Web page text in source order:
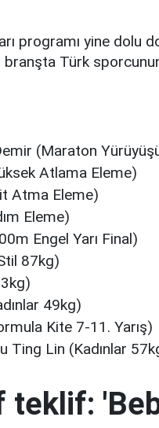
programı yine dolu
Türk
(Maraton Yürüyüşü
Atlama Eleme)
Atma Eleme)
Eleme)
Engel Yarı Final)
87kg)
49kg)
Kite 7-11. Yarış)
Ting Lin (Kadınlar